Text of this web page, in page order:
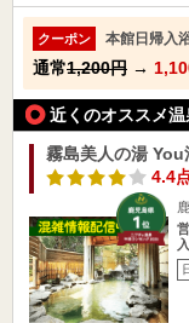
クーポン 本館日帰入
通常1,200円 →
近くのオススメ
霧島美人の湯 You
4.4